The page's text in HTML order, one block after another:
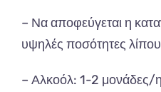
– Να αποφεύγεται η
υψηλές ποσότητες
– Αλκοόλ: 1-2 μονάδες/